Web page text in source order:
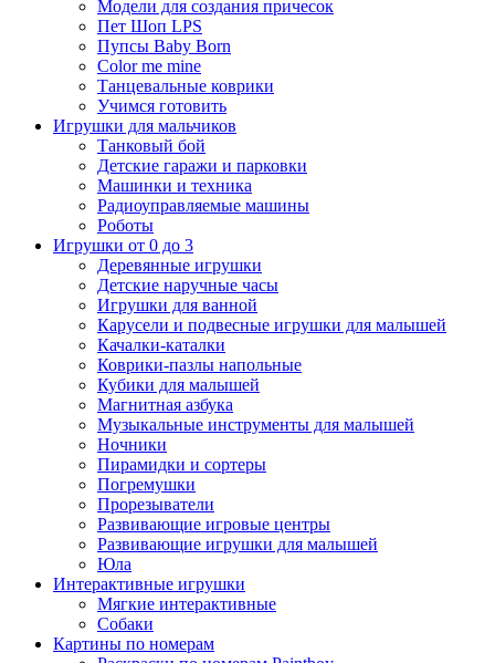
Модели для создания причесок
Пет Шоп LPS
Пупсы Baby Born
Сolor me mine
Танцевальные коврики
Учимся готовить
Игрушки для мальчиков
Танковый бой
Детские гаражи и парковки
Машинки и техника
Радиоуправляемые машины
Роботы
Игрушки от 0 до 3
Деревянные игрушки
Детские наручные часы
Игрушки для ванной
Карусели и подвесные игрушки для малышей
Качалки-каталки
Коврики-пазлы напольные
Кубики для малышей
Магнитная азбука
Музыкальные инструменты для малышей
Ночники
Пирамидки и сортеры
Погремушки
Прорезыватели
Развивающие игровые центры
Развивающие игрушки для малышей
Юла
Интерактивные игрушки
Мягкие интерактивные
Собаки
Картины по номерам